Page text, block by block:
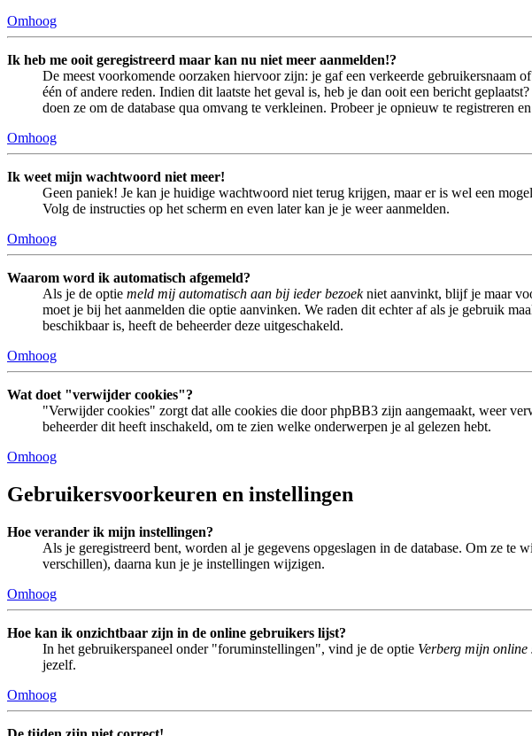
Omhoog
Ik heb me ooit geregistreerd maar kan nu niet meer aanmelden!?
De meest voorkomende oorzaken hiervoor zijn: je gaf een verkeerde gebruikersnaam
één of andere reden. Indien dit laatste het geval is, heb je dan ooit een bericht
doen ze om de database qua omvang te verkleinen. Probeer je opnieuw te registreren
Omhoog
Ik weet mijn wachtwoord niet meer!
Geen paniek! Je kan je huidige wachtwoord niet terug krijgen, maar er is wel een
Volg de instructies op het scherm en even later kan je je weer aanmelden.
Omhoog
Waarom word ik automatisch afgemeld?
Als je de optie meld mij automatisch aan bij ieder bezoekniet aanvinkt, blijf je maar
moet je bij het aanmelden die optie aanvinken. We raden dit echter af als je gebruik
beschikbaar is, heeft de beheerder deze uitgeschakeld.
Omhoog
Wat doet "verwijder cookies"?
"Verwijder cookies" zorgt dat alle cookies die door phpBB3 zijn aangemaakt, weer
beheerder dit heeft inschakeld, om te zien welke onderwerpen je al gelezen hebt.
Omhoog
Gebruikersvoorkeuren en instellingen
Hoe verander ik mijn instellingen?
Als je geregistreerd bent, worden al je gegevens opgeslagen in de database. Om ze te
verschillen), daarna kun je je instellingen wijzigen.
Omhoog
Hoe kan ik onzichtbaar zijn in de online gebruikers lijst?
In het gebruikerspaneel onder "foruminstellingen", vind je de optie Verberg mijn online
jezelf.
Omhoog